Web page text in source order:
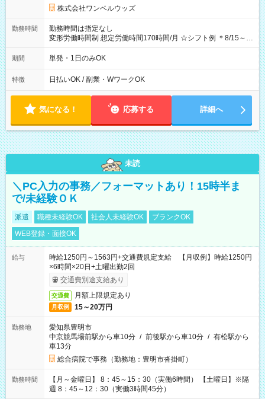
株式会社ワンベルウッズ
勤務時間
勤務時間は指定なし
変形労働時間制 想定労働時間170時間/月 ☆シフト例 ＊8/15～
10/26 全日共通 08：00～12：00 17：00～21：00 ＊8/31
～9/19のみ下記シフトもあります！ 12：00～16：00 ＊9/6～
00
期間 単発・1日のみOK
特徴 日払いOK / 副業・WワークOK
気になる！ 応募する 詳細へ
未読
＼PC入力の事務／フォーマットあり！15時半ま
で/未経験ＯＫ
派遣 職種未経験OK 社会人未経験OK
ブランクOK
WEB登録・面接OK
給与
時給1250円～1563円+交通費規定支給 【月収例】時給1250円
×6時間×20日+土曜出勤2回
交通費別途支給あり
交通費 月額上限規定あり
月収例 15～20万円
勤務地
愛知県豊明市
中京競馬場前駅から車10分 / 前後駅から車10分 / 有松駅から
車13分
総合病院で事務（勤務地：豊明市沓掛町）
勤務時間
【月～金曜日】 8：45～15：30（実働6時間） 【土曜日】※隔
週 8：45～12：30（実働3時間45分）